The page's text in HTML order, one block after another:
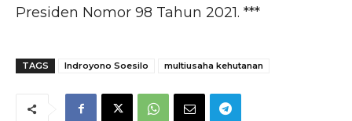
Presiden Nomor 98 Tahun 2021. ***
TAGS Indroyono Soesilo multiusaha kehutanan